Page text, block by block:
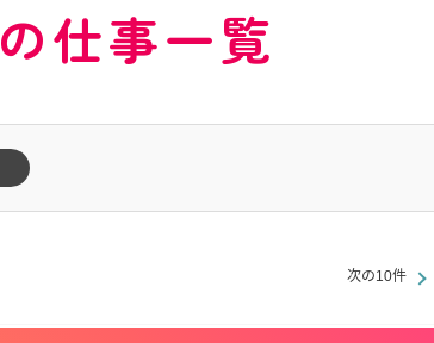
仕事一覧
次の10件